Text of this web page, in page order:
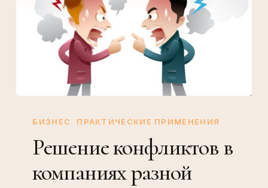
конфликтов
компаниях
разной
БИЗНЕС ПРАКТИЧЕСКИЕ ПРИМЕНЕНИЯ
Решение конфликтов в
компаниях разной